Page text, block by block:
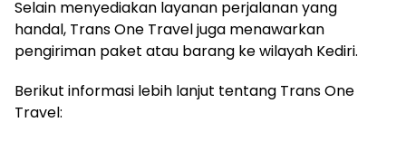
Selain menyediakan layanan perjalanan yang
handal, Trans One Travel juga menawarkan
pengiriman paket atau barang ke wilayah Kediri.
Berikut informasi lebih lanjut tentang Trans One
Travel: